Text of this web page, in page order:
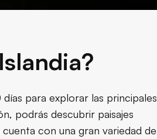
para explorar las principales
podrás descubrir paisajes
con una gran variedad de